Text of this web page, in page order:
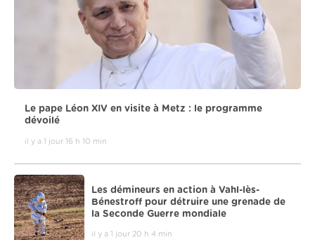
Le pape Léon XIV en visite à Metz : le programme
dévoilé
il y a 1 jour 16 h 10 min
Les démineurs en action à Vahl-lès-
Bénestroff pour détruire une grenade de
la Seconde Guerre mondiale
il y a 1 jour 20 h 4 min